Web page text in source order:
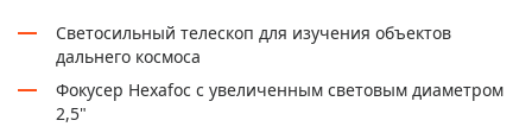
Светосильный телескоп для изучения объектов
дальнего космоса
Фокусер Hexafoc с увеличенным световым диаметром
2,5"